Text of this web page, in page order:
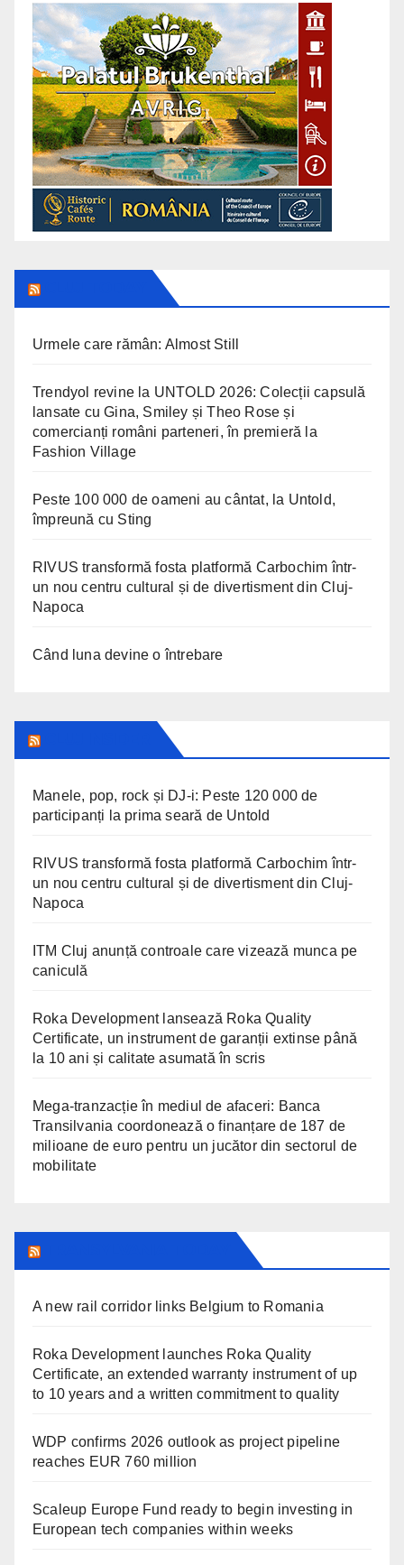
Urmele care rămân: Almost Still
Trendyol revine la UNTOLD 2026: Colecții capsulă
lansate cu Gina, Smiley și Theo Rose și
comercianți români parteneri, în premieră la
Fashion Village
Peste 100 000 de oameni au cântat, la Untold,
împreună cu Sting
RIVUS transformă fosta platformă Carbochim într-
un nou centru cultural și de divertisment din Cluj-
Napoca
Când luna devine o întrebare
Manele, pop, rock și DJ-i: Peste 120 000 de
participanți la prima seară de Untold
RIVUS transformă fosta platformă Carbochim într-
un nou centru cultural și de divertisment din Cluj-
Napoca
ITM Cluj anunță controale care vizează munca pe
caniculă
Roka Development lansează Roka Quality
Certificate, un instrument de garanții extinse până
la 10 ani și calitate asumată în scris
Mega-tranzacție în mediul de afaceri: Banca
Transilvania coordonează o finanțare de 187 de
milioane de euro pentru un jucător din sectorul de
mobilitate
A new rail corridor links Belgium to Romania
Roka Development launches Roka Quality
Certificate, an extended warranty instrument of up
to 10 years and a written commitment to quality
WDP confirms 2026 outlook as project pipeline
reaches EUR 760 million
Scaleup Europe Fund ready to begin investing in
European tech companies within weeks